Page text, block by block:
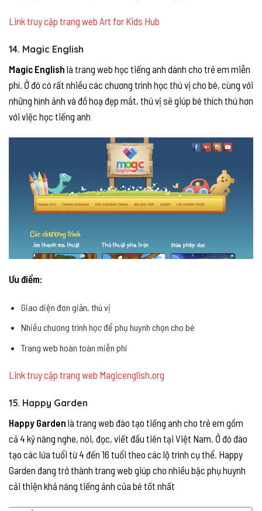
Link truy cập trang web Art for Kids Hub
14. Magic English
Magic English là trang web học tiếng anh dành cho trẻ em miễn
phí. Ở đó có rất nhiều các chương trình học thú vị cho bé, cùng với
những hình ảnh và đồ hoạ đẹp mắt, thú vị sẽ giúp bé thích thú hơn
với việc học tiếng anh
Ưu điểm:
Giao diện đơn giản, thú vị
Nhiều chương trình học để phụ huynh chọn cho bé
Trang web hoàn toàn miễn phí
Link truy cập trang web Magicenglish.org
15. Happy Garden
Happy Garden là trang web đào tạo tiếng anh cho trẻ em gồm
cả 4 kỹ năng nghe, nói, đọc, viết đầu tiên tại Việt Nam. Ở đó đào
tạo các lứa tuổi từ 4 đến 16 tuổi theo các lộ trình cụ thể. Happy
Garden đang trở thành trang web giúp cho nhiều bậc phụ huynh
cải thiện khả năng tiếng ảnh của bé tốt nhất